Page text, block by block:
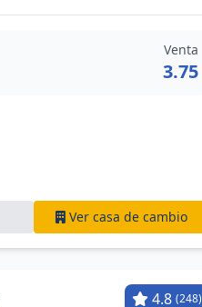
Venta
3.75
Ver casa de cambio
4.8 (248)